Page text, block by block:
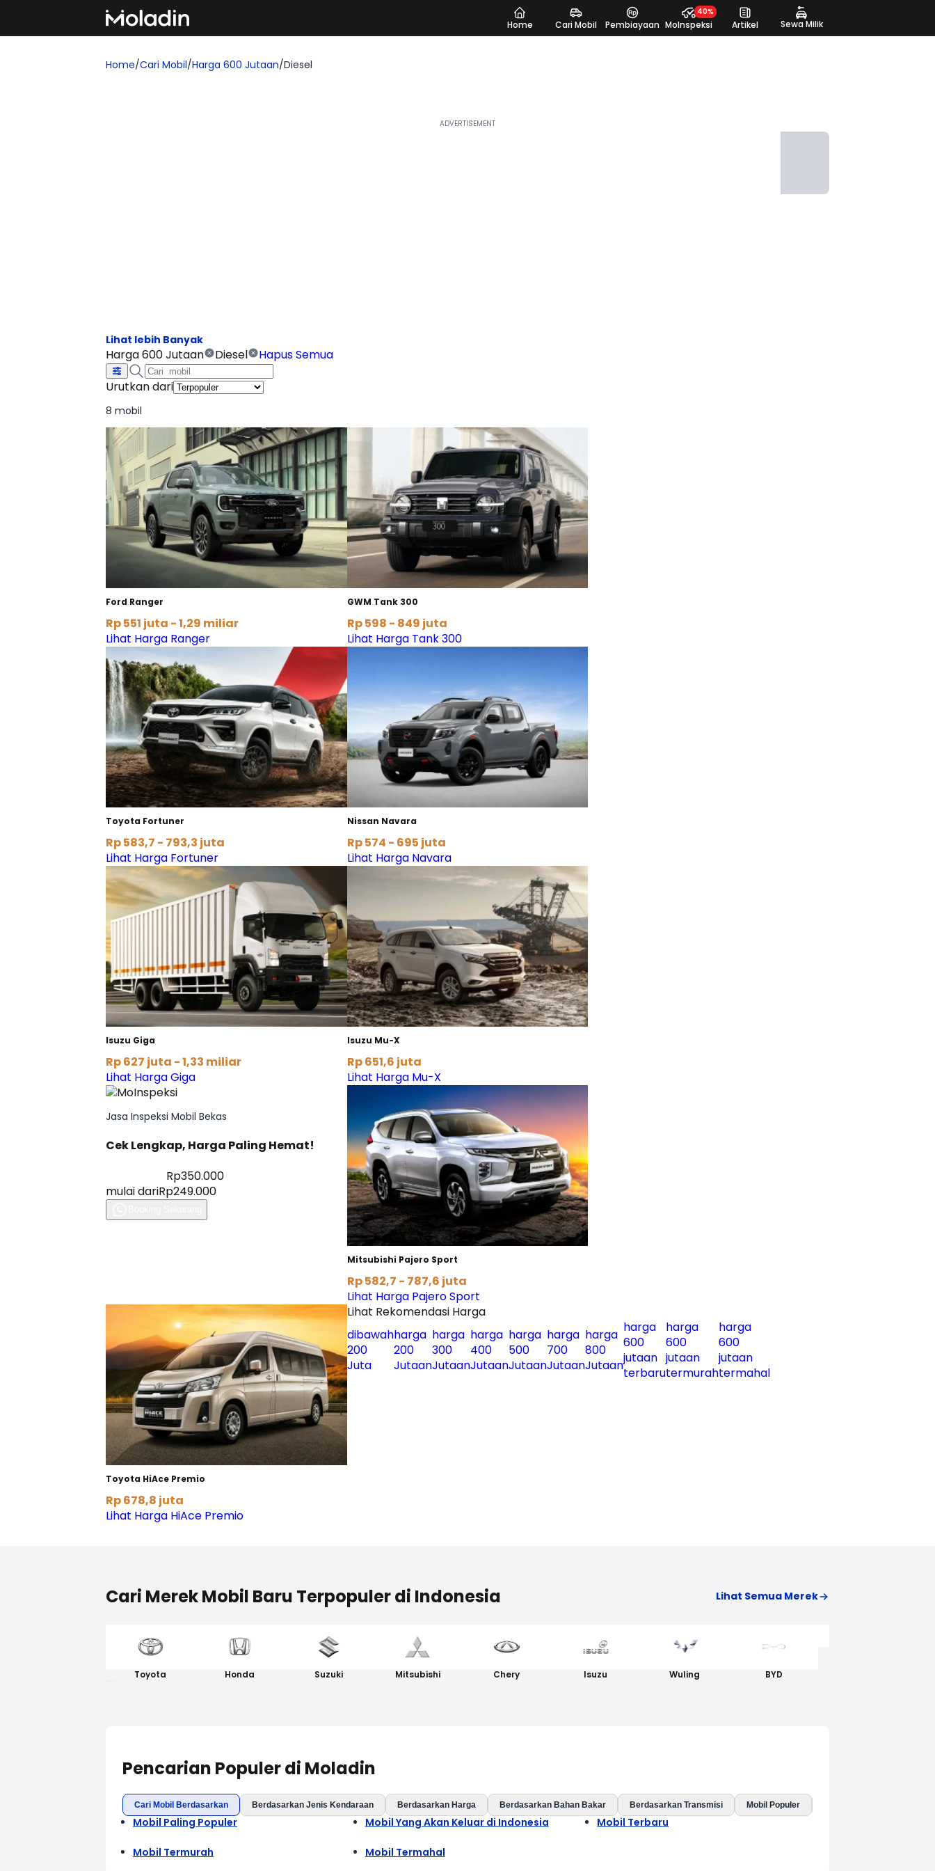
Home Cari Mobil Pembiayaan MoInspeksi
40%
Artikel Sewa Milik
Home/Cari Mobil/Harga 600 Jutaan/Diesel
Harga 600 Jutaan Diesel
Hapus Semua
Urutkan dari
8 mobil
Ford Ranger
Rp 551 juta - 1,29 miliar
Lihat Harga Ranger
GWM Tank 300
Rp 598 - 849 juta
Lihat Harga Tank 300
Toyota Fortuner
Rp 583,7 - 793,3 juta
Lihat Harga Fortuner
Nissan Navara
Rp 574 - 695 juta
Lihat Harga Navara
Isuzu Giga
Rp 627 juta - 1,33 miliar
Lihat Harga Giga
Isuzu Mu-X
Rp 651,6 juta
Lihat Harga Mu-X
Jasa Inspeksi Mobil Bekas
Cek Lengkap, Harga Paling Hemat!
Rp350.000
mulai dariRp249.000
Mitsubishi Pajero Sport
Rp 582,7 - 787,6 juta
Lihat Harga Pajero Sport
Toyota HiAce Premio
Rp 678,8 juta
Lihat Harga HiAce Premio
Lihat Rekomendasi Harga
dibawah
200
Juta
harga
200
Jutaan
harga
300
Jutaan
harga
400
Jutaan
harga
500
Jutaan
harga
700
Jutaan
harga
800
Jutaan
harga
600
jutaan
terbaru
harga
600
jutaan
termurah
harga
600
jutaan
termahal
Cari Merek Mobil Baru Terpopuler di Indonesia Lihat Semua Merek
Toyota Honda Suzuki Mitsubishi Chery Isuzu Wuling BYD
Pencarian Populer di Moladin
Cari Mobil Berdasarkan Berdasarkan Jenis Kendaraan Berdasarkan Harga Berdasarkan Bahan Bakar Berdasarkan Transmisi Mobil Populer
Mobil Paling Populer Mobil Yang Akan Keluar di Indonesia Mobil Terbaru
Mobil Termurah Mobil Termahal